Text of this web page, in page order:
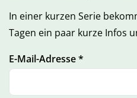
In einer kurzen Serie
Tagen ein paar kurze Infos
E-Mail-Adresse*